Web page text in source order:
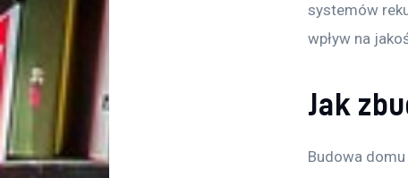
systemów
wpływ na
Jak
Budowa